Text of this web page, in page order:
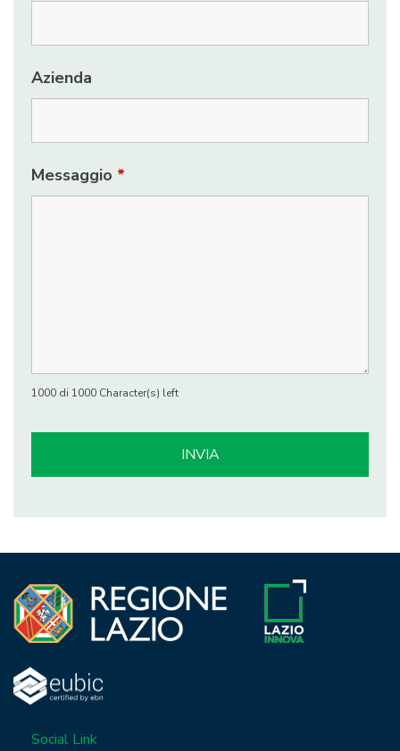
Azienda
Messaggio *
1000 di 1000 Character(s) left
Social Link